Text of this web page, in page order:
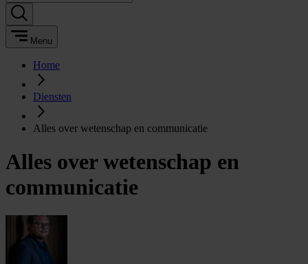
Menu
Home
Diensten
Alles over wetenschap en communicatie
Alles over wetenschap en
communicatie